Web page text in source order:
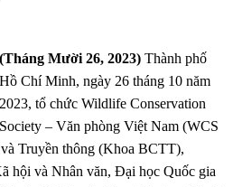
(Tháng Mười 26, 2023) Thành phố
Hồ Chí Minh, ngày 26 tháng 10 năm
2023, tổ chức Wildlife Conservation
Society – Văn phòng Việt Nam (WCS
Truyền thông (Khoa BCTT),
hội và Nhân văn, Đại học Quốc gia